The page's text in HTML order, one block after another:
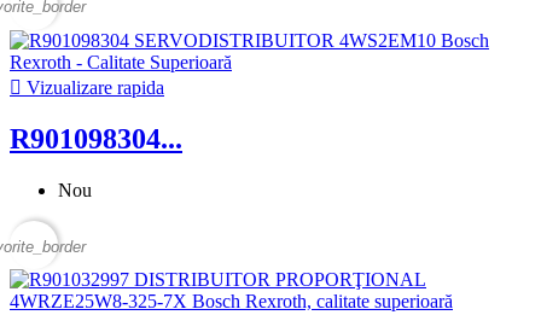
 Vizualizare rapida
R901098304...
Nou